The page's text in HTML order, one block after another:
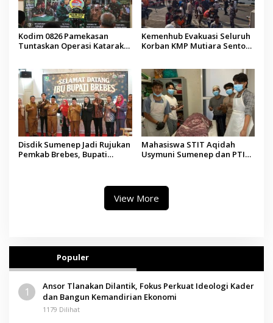
Kodim 0826 Pamekasan
Tuntaskan Operasi Katarak
Kemenhub Evakuasi Seluruh
Korban KMP Mutiara Sentosa
Disdik Sumenep Jadi Rujukan
Pemkab Brebes, Bupati
Mahasiswa STIT Aqidah
Usymuni Sumenep dan PTIQ
View More
Populer
1
Ansor Tlanakan Dilantik, Fokus Perkuat Ideologi Kader
dan Bangun Kemandirian Ekonomi
1179 Dilihat